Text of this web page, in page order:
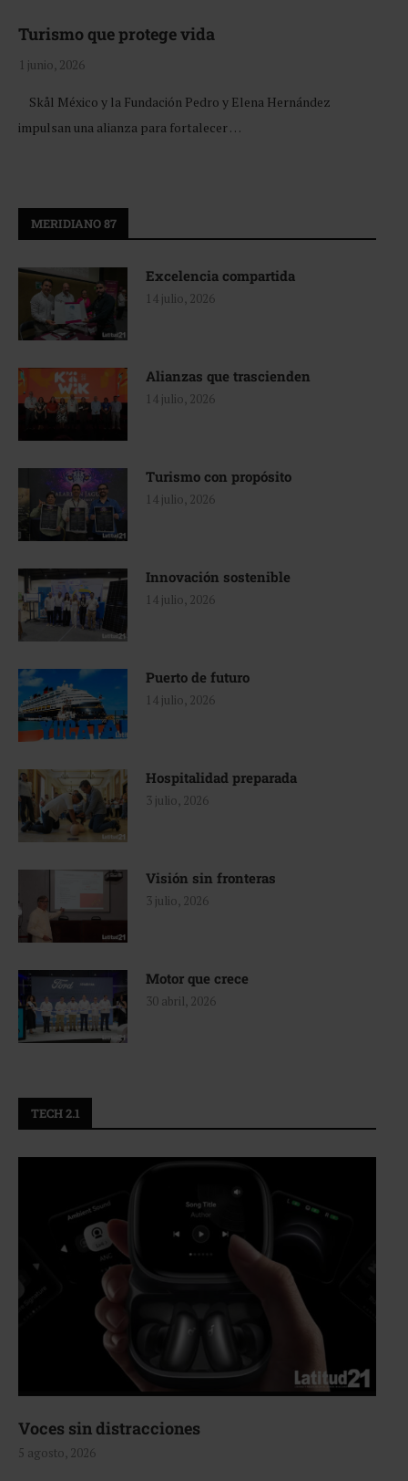
Turismo que protege vida
1 junio, 2026
Skål México y la Fundación Pedro y Elena Hernández
impulsan una alianza para fortalecer …
MERIDIANO 87
Excelencia compartida
14 julio, 2026
Alianzas que trascienden
14 julio, 2026
Turismo con propósito
14 julio, 2026
Innovación sostenible
14 julio, 2026
Puerto de futuro
14 julio, 2026
Hospitalidad preparada
3 julio, 2026
Visión sin fronteras
3 julio, 2026
Motor que crece
30 abril, 2026
TECH 2.1
Voces sin distracciones
5 agosto, 2026